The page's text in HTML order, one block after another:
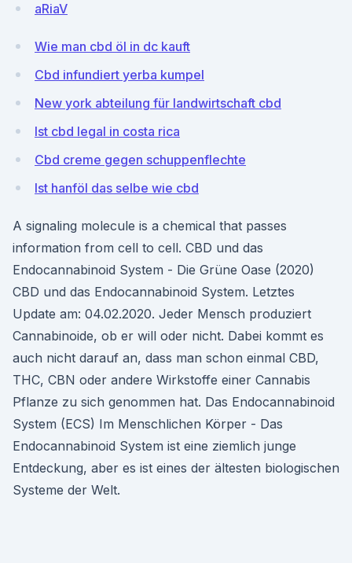
aRiaV
Wie man cbd öl in dc kauft
Cbd infundiert yerba kumpel
New york abteilung für landwirtschaft cbd
Ist cbd legal in costa rica
Cbd creme gegen schuppenflechte
Ist hanföl das selbe wie cbd
A signaling molecule is a chemical that passes
information from cell to cell. CBD und das
Endocannabinoid System - Die Grüne Oase (2020)
CBD und das Endocannabinoid System. Letztes
Update am: 04.02.2020. Jeder Mensch produziert
Cannabinoide, ob er will oder nicht. Dabei kommt es
auch nicht darauf an, dass man schon einmal CBD,
THC, CBN oder andere Wirkstoffe einer Cannabis
Pflanze zu sich genommen hat. Das Endocannabinoid
System (ECS) Im Menschlichen Körper - Das
Endocannabinoid System ist eine ziemlich junge
Entdeckung, aber es ist eines der ältesten biologischen
Systeme der Welt.